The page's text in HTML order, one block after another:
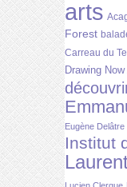
arts
Forest
Carreau du
Drawing
Eugène Delâtre
Institut